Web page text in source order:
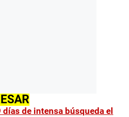
de intensa búsqueda el